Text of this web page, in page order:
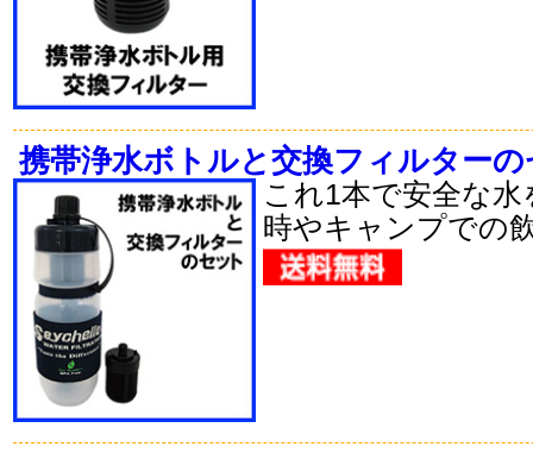
携帯浄水ボトルと交換フィルター
これ1本で安全な水
時やキャンプでの